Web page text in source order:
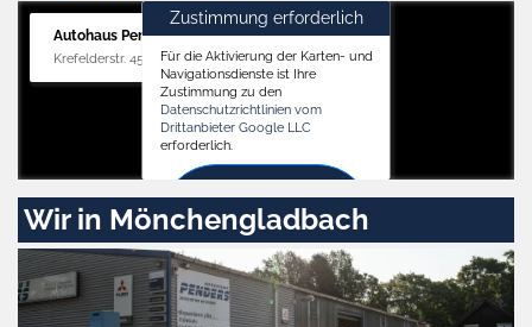
Autohaus Penders (Verkauf)
Krefelderstr. 455, 41066 Mönchengladbach
Zustimmung erforderlich
Für die Aktivierung der Karten- und
Navigationsdienste ist Ihre
Zustimmung zu den
Datenschutzrichtlinien vom
Drittanbieter Google LLC
erforderlich.
Zustimmen
und
aktivieren
Wir in Mönchengladbach